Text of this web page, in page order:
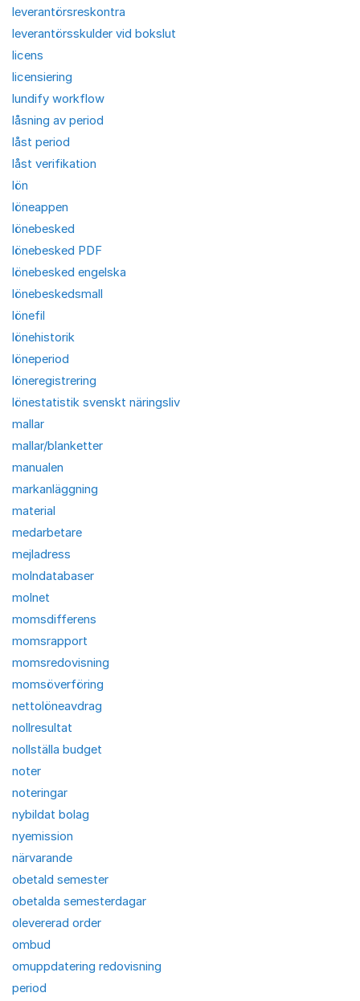
leverantörsreskontra
leverantörsskulder vid bokslut
licens
licensiering
lundify workflow
låsning av period
låst period
låst verifikation
lön
löneappen
lönebesked
lönebesked PDF
lönebesked engelska
lönebeskedsmall
lönefil
lönehistorik
löneperiod
löneregistrering
lönestatistik svenskt näringsliv
mallar
mallar/blanketter
manualen
markanläggning
material
medarbetare
mejladress
molndatabaser
molnet
momsdifferens
momsrapport
momsredovisning
momsöverföring
nettolöneavdrag
nollresultat
nollställa budget
noter
noteringar
nybildat bolag
nyemission
närvarande
obetald semester
obetalda semesterdagar
olevererad order
ombud
omuppdatering redovisning
period